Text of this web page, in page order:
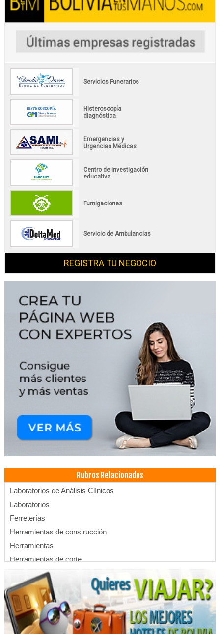
Servicios Funerarios
Histeroscopía
diagnóstica
Emergencias y
Urgencias Médicas
Centro de investigación
educativa
Fumigaciones
Servicio de Ambulancias
REGISTRA TU NEGOCIO
Rubros Relacionados
Laboratorios de Análisis Clínicos
Laboratorios
Ferreterías
Herramientas de construcción
Herramientas
Herramientas de corte
Herramientas de jardinería
Ambulancias
Centro médico especializado en diagnóstico
Ecografías